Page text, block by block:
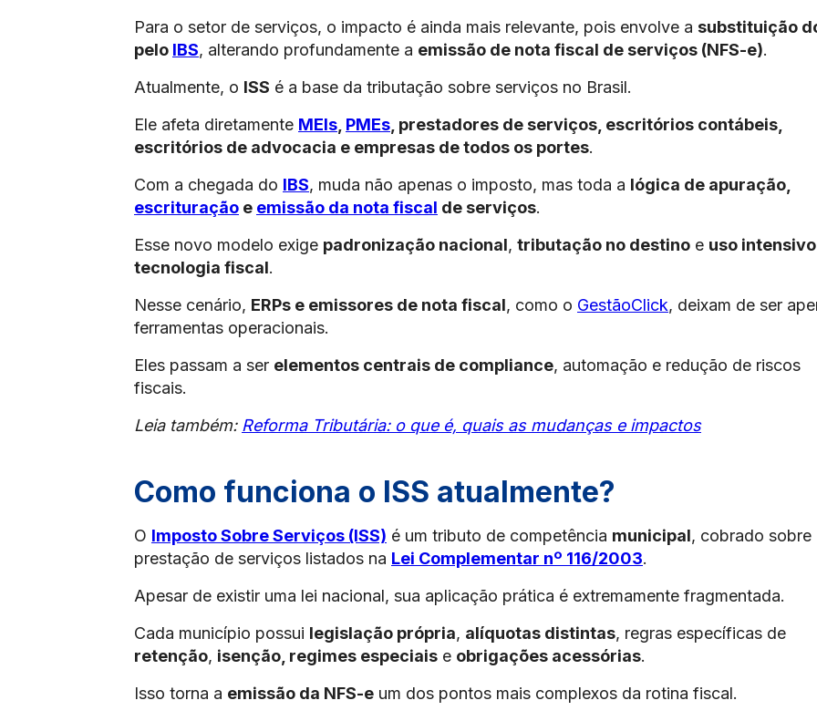
Para o setor de serviços, o impacto é ainda mais relevante, pois envolve a substituição
pelo IBS, alterando profundamente a emissão de nota fiscal de serviços (NFS-e).
Atualmente, o ISS é a base da tributação sobre serviços no Brasil.
Ele afeta diretamente MEIs PMEs , prestadores de serviços, escritórios contábeis,
escritórios de advocacia e empresas de todos os portes.
Com a chegada do IBS, muda não apenas o imposto, mas toda a lógica de apuração,
escrituração e emissão da nota fiscal de serviços.
Esse novo modelo exige padronização nacional, tributação no destino e uso
tecnologia fiscal.
Nesse cenário, ERPs e emissores de nota fiscal, como o GestãoClick, deixam de ser
ferramentas operacionais.
Eles passam a ser elementos centrais de compliance, automação e redução de riscos
fiscais.
Leia também: Reforma Tributária: o que é, quais as mudanças e impactos
Como funciona o ISS atualmente?
O Imposto Sobre Serviços (ISS) é um tributo de competência municipal, cobrado sobre
prestação de serviços listados na Lei Complementar nº 116/2003.
Apesar de existir uma lei nacional, sua aplicação prática é extremamente fragmentada.
Cada município possui legislação própria, alíquotas distintas, regras específicas de
retenção, isenção, regimes especiais e obrigações acessórias.
Isso torna a emissão da NFS-e um dos pontos mais complexos da rotina fiscal.